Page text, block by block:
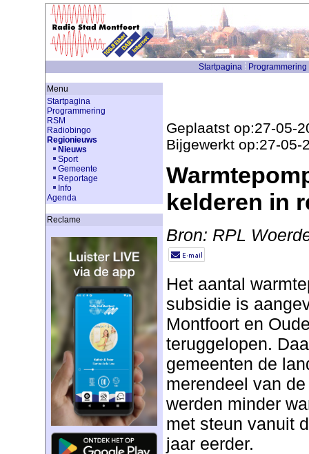
Startpagina Programmering
Menu
Startpagina
Programmering
RSM
Radiobingo
Regionieuws
Nieuws
Sport
Gemeente
Reportage
Info
Agenda
Reclame
Geplaatst op:27-05-
Bijgewerkt op:27-05-
kelderen in
Bron: RPL
Het aantal
subsidie is
Montfoort en
teruggelopen.
gemeenten de
merendeel van
werden minder
met steun vanuit
jaar eerder.